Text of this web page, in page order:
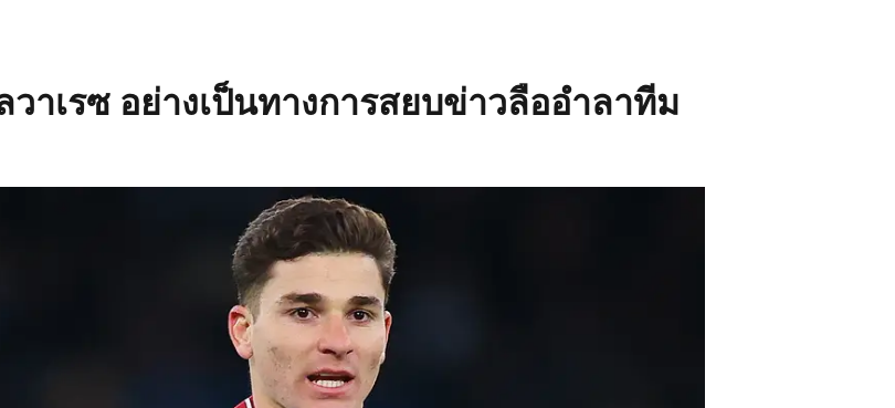
เรซ อย่างเป็นทางการสยบข่าวลืออำลาทีม